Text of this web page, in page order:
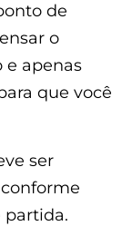
de
o
e apenas
que você
ser
partida.